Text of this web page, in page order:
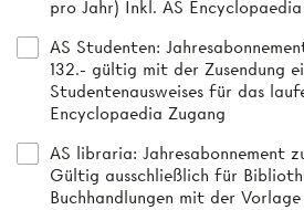
pro Jahr) Inkl. AS
AS Studenten:
132.- gültig mit der Zusendung
Studentenausweises für das
Encyclopaedia Zugang
AS libraria: Jahresabonnement zum Preis von Fr. 165.- .
Gültig ausschließlich für
Buchhandlungen mit der